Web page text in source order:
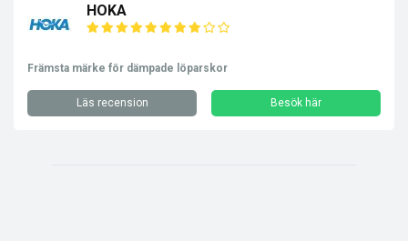
HOKA
Främsta märke för dämpade löparskor
Läs recension Besök här